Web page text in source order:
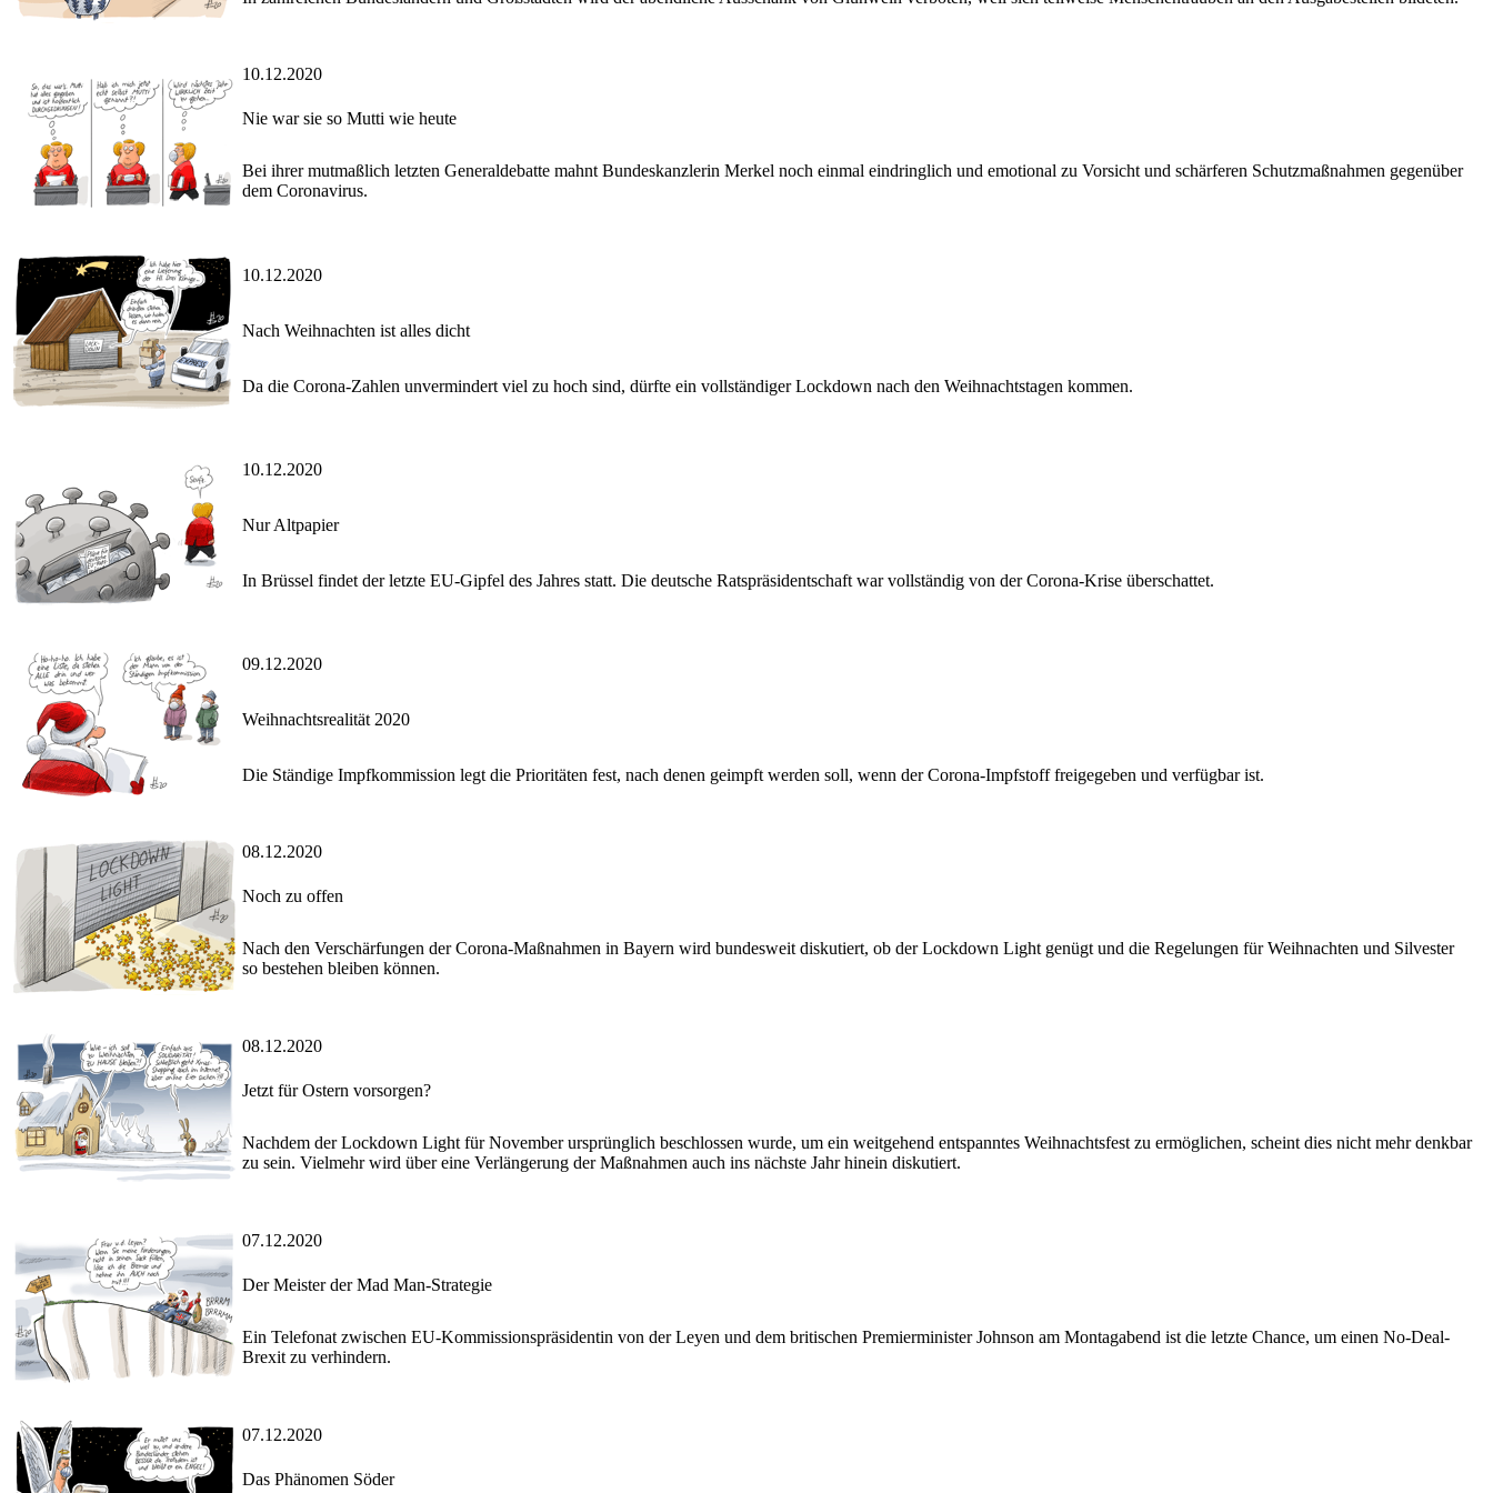
10.12.2020
Nie war sie so Mutti wie heute
Bei ihrer mutmaßlich letzten Generaldebatte mahnt Bundeskanzlerin Merkel noch einmal eindringlich und emotional zu Vorsicht und schärferen Schutzmaßnahmen gegenüber
dem Coronavirus.
10.12.2020
Nach Weihnachten ist alles dicht
Da die Corona-Zahlen unvermindert viel zu hoch sind, dürfte ein vollständiger Lockdown nach den Weihnachtstagen kommen.
10.12.2020
Nur Altpapier
In Brüssel findet der letzte EU-Gipfel des Jahres statt. Die deutsche Ratspräsidentschaft war vollständig von der Corona-Krise überschattet.
09.12.2020
Weihnachtsrealität 2020
Die Ständige Impfkommission legt die Prioritäten fest, nach denen geimpft werden soll, wenn der Corona-Impfstoff freigegeben und verfügbar ist.
08.12.2020
Noch zu offen
Nach den Verschärfungen der Corona-Maßnahmen in Bayern wird bundesweit diskutiert, ob der Lockdown Light genügt und die Regelungen für Weihnachten und Silvester
so bestehen bleiben können.
08.12.2020
Jetzt für Ostern vorsorgen?
Nachdem der Lockdown Light für November ursprünglich beschlossen wurde, um ein weitgehend entspanntes Weihnachtsfest zu ermöglichen, scheint dies nicht mehr denkbar
zu sein. Vielmehr wird über eine Verlängerung der Maßnahmen auch ins nächste Jahr hinein diskutiert.
07.12.2020
Der Meister der Mad Man-Strategie
Ein Telefonat zwischen EU-Kommissionspräsidentin von der Leyen und dem britischen Premierminister Johnson am Montagabend ist die letzte Chance, um einen No-Deal-
Brexit zu verhindern.
07.12.2020
Das Phänomen Söder